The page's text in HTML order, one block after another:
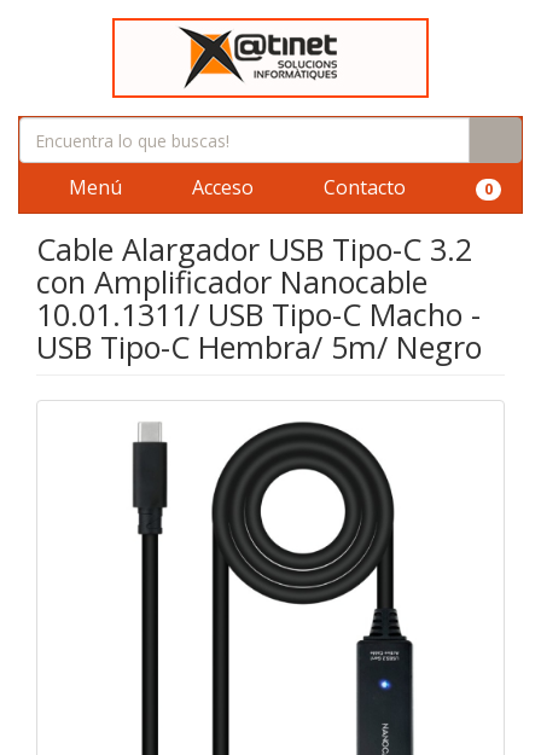
Menú Acceso Contacto 0
Cable Alargador USB Tipo-C 3.2
con Amplificador Nanocable
10.01.1311/ USB Tipo-C Macho -
USB Tipo-C Hembra/ 5m/ Negro